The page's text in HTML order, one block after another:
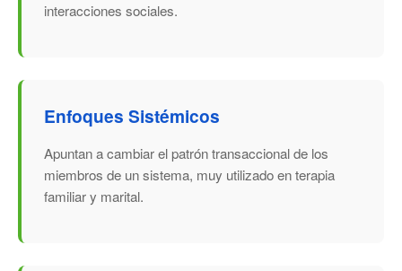
interacciones sociales.
Enfoques Sistémicos
Apuntan a cambiar el patrón transaccional de los
miembros de un sistema, muy utilizado en terapia
familiar y marital.